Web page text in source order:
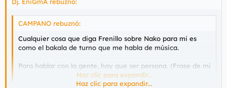
CAMPANO rebuznó:
Cualquier cosa que diga Frenillo sobre Nako para mi es
como el bakala de turno que me habla de música.
Para hablar con la gente, hay que ser persona. (Frase de mi
Haz clic para expandir...
Haz clic para expandir...